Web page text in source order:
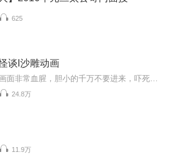
625
谈l沙雕动画
24.8万
11.9万